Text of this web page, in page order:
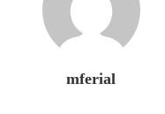
mferial